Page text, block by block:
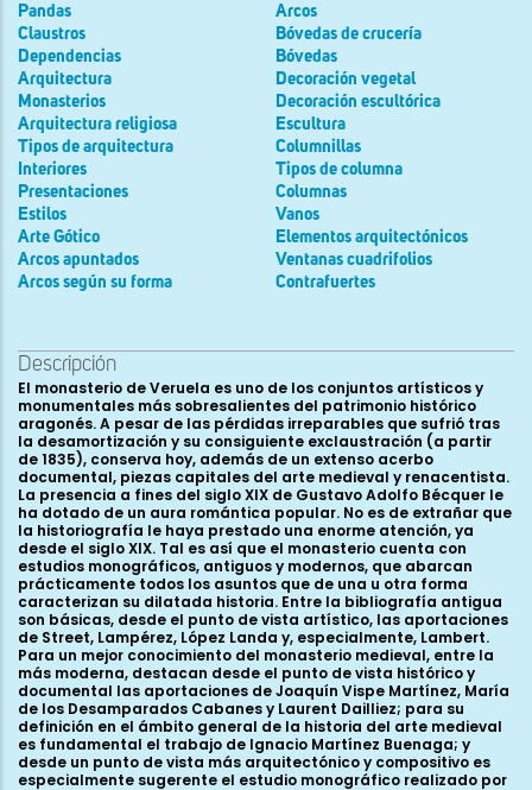
Pandas
Claustros
Dependencias
Arquitectura
Monasterios
Arquitectura religiosa
Tipos de arquitectura
Interiores
Presentaciones
Estilos
Arte Gótico
Arcos apuntados
Arcos según su forma
Arcos
Bóvedas de crucería
Bóvedas
Decoración vegetal
Decoración escultórica
Escultura
Columnillas
Tipos de columna
Columnas
Vanos
Elementos arquitectónicos
Ventanas cuadrifolios
Contrafuertes
Descripción
El monasterio de Veruela es uno de los conjuntos artísticos y monumentales más sobresalientes del patrimonio histórico aragonés. A pesar de las pérdidas irreparables que sufrió tras la desamortización y su consiguiente exclaustración (a partir de 1835), conserva hoy, además de un extenso acerbo documental, piezas capitales del arte medieval y renacentista. La presencia a fines del siglo XIX de Gustavo Adolfo Bécquer le ha dotado de un aura romántica popular. No es de extrañar que la historiografía le haya prestado una enorme atención, ya desde el siglo XIX. Tal es así que el monasterio cuenta con estudios monográficos, antiguos y modernos, que abarcan prácticamente todos los asuntos que de una u otra forma caracterizan su dilatada historia. Entre la bibliografía antigua son básicas, desde el punto de vista artístico, las aportaciones de Street, Lampérez, López Landa y, especialmente, Lambert. Para un mejor conocimiento del monasterio medieval, entre la más moderna, destacan desde el punto de vista histórico y documental las aportaciones de Joaquín Vispe Martínez, María de los Desamparados Cabanes y Laurent Dailliez; para su definición en el ámbito general de la historia del arte medieval es fundamental el trabajo de Ignacio Martínez Buenaga; y desde un punto de vista más arquitectónico y compositivo es especialmente sugerente el estudio monográfico realizado por María Luisa López Sardá. Igual interés y minuciosidad muestra el detallado análisis de las marcas de cantería realizado por Jiménez Zorzo, Martínez Buenaga, Martínez Prades y Rubio Samper. Este envidiable esfuerzo investigador y bibliográfico culminó en 2006 con la organización de la exposición “Tesoros de Veruela”, que termina por poner al día la mayor parte de las cuestiones. Sólo se echa en falta una publicación completa y razonada de los riquísimos repertorios documentales conservados. Esta ingente labor, ya iniciada, deberá terminar por clarificar algunas cuestiones todavía controvertidas y abiertas. El monasterio se va a erigir en un contexto espiritual, artístico e histórico excepcional. Veruela es una fundación cisterciense, de las que conforman la primera oleada en la expansión de la orden por la Península Ibérica. Como cientos de abadías por toda Europa, Veruela va a seguir el paradigma compositivo y funcional que forjó San Bernardo en la primera mitad del siglo XII. Y no estamos hablando de un “estilo cisterciense” desde el punto de vista formal. La arquitectura cisterciense no se preocupa de los estilos, no forma una etiqueta propia; sus oratorios van mostrar, especialmente en los reinos cristianos peninsulares, las invariantes estilísticas de su contexto creativo. Pero el paradigma cisterciense existe. Ese arquetipo establece una precisa ordenación de las partes que integran el monasterio, un modo de construir funcional y duradero, y un diseño proporcional y armónico. Además parte de un planeamiento determinado por los aprovechamientos hidraúlicos, con una estructura que centra la roturación y el trabajo de las tierras del entorno, y que encuentra su esencia en la dinamización económica de los recursos. En definitiva, un monasterio cisterciense en los años centrales del siglo XII, además de oración e intercesión con el mundo celestial, constituye una comunidad en marcha, activa, ávida de crecer. Ávida de construir. Deseosa de ofrecer a Dios una arquitectura eterna. Las tierras del valle del Ebro occidental se iban progresivamente adaptando a la nueva realidad política y poblacional que la reconquista cristiana de Tudela y Tarazona había posibilitado. Nuevas elites, nuevos señoríos, nuevos pobladores. La reconquista pondrá en manos de las familias más proximas a la monarquía y a los hechos de armas unos recursos económicos hasta entonces desconocidos en el mundo cristiano. Los monjes, como depositarios de las oraciones de la comunidad y mediadores con el mundo de la muerte y lo sagrado, van a recibir parte de esas rique- zas. En los cartularios quedan reflejadas las propiedades y tierras donadas o compradas por los monasterios; no las donaciones dinerarias. Y como apunta Joaquín Vispe, la comunidad cisterciense de Veruela parece disponer, incluso antes de 1150, de grandes cantidades de metálico. De ahí que compren abundantes tierras y propiedades en sus primeros años de vida en la comarca. De ahí que los monjes puedan pagar el trabajo a destajo de los canteros que sobre los sillares de la iglesia abacial dejaron grabadas más de 600 señales gliptográficas diferentes (JIMÉNEZ ZORZO, MARTÍNEZ BUENAGA, MARTÍNEZ PRADES y RUBIO SAMPER, 1986). Una enormidad nunca vista, ni antes ni después, en estos bellos parajes de las faldas del Moncayo. Y en Veruela, como en Poblet, Fitero o La Oliva tocó románico. Efectivamente, aunque el monasterio de Veruela va a comenzar su construcción en un tiempo que se va a asomar a importantes cambios y trasformaciones artísticas, su planeamiento y principales elementos estructurales son románicos. Conforme avance el último tercio del siglo XII, la arquitectura de los territorios cristianos meridionales del occidente europeo va a ir incorporando novedades propias ya del gótico. Ése es el caso de las bóvedas de arcos cruzados, primero, y, después, de las ya características bóvedas de crucería. Ése será el caso del monasterio de Veruela, inserto de lleno en ese apasionante momento de transformaciones y cambios. En consecuencia, nos encontramos con un imponente y ambicioso proyecto románico, que además va a estar directamente determinado por las especificidades topográficas de la orden monástica a la que se adscribe: el Císter. En este contexto nos vamos a fijar especialmente en la gran iglesia abacial y en las tres alas perimetrales que, en torno al claustro gótico, conforman las dependencias más antiguas del complejo monástico. Como apunta la historiografía de la orden, los cistercienses buscaban para la fundación de sus monasterios lugares apartados, a menudo sometidos a unas condiciones climatológicas y productivas adversas. No fue ése el caso de Veruela. Su vida comenzó en un ámbito agrícola ya habitado y estructurado. Y lo que más nos interesa, la construcción del cenobio monástico románico no fue una isla en un entorno desértico. En los años sesenta, setenta y ochenta del siglo XII, a la vez que se erige la cabecera y las primeras estancias verolenses, se inician también las catedrales de Tarazona y Tudela (en un radio de 10 km, media jornada de camino), los igualmente bernardos monasterios de Fitero (20 km, una jornada) y La Oliva (40 km, dos jornadas), y las catedrales de Zaragoza y Santo Domingo de la Calzada (radio de 80 km, cuatro jornadas). Y estos seis edificios, teniendo en cuenta sólo las grandes fábricas, especialmente las monásticas, consiguieron rematar oratorios de 80 m de longitud y, entre todas, cuatro cabeceras con girola y capillas radiales. La obra de nuestro monasterio se integra así en un contexto artístico muy rico y creativo, donde los oficios de la obra debían de estar perfectamente formados y consolidados. Nos vamos a enfrentar a un conjunto de construcciones erigidas con cuantiosos medios económicos; con solvencia y liquidez. El empeño de la empresa es palpable. Como veremos, el planeamiento muestra evidentes síntomas de maestría y coherencia estructural, que más allá de las exitosas propuestas funcionales experimentadas por la orden, caracteriza a un maestro especialmente hábil en la geometría proyectual. Bajo una de las ventanas de la sala capitular, conservamos la piedra de mesura, verdadero patrón de todas las medidas del edificio (LLOVERAS I MONTSERRAT, 1989; LÓPEZ SARDÁ, 1996). Luego vendrán los detalles. Como veremos, son excepcionales. Veruela conserva las mesas de altar románicas, las credencias con lavamanos y su correspondiente desagüe, una colección de más de 250 capiteles, la mayoría de ellos labrados, arquerías ciegas rodeando todo el edificio... También conservamos, como es habitual en las fundaciones monásticas, un interesante aporte documental que sitúa en el tiempo el origen de la comunidad y su desarrollo. Pero Veruela, y esto es mucho menos frecuente, escribe en sus muros buena parte de la historia constructiva de la abacial. Las actas de consagración de sus altares fueron copiadas sobre sus paramentos, y, bien repintadas durante generaciones, bien ocultas por ornamentos muebles, nos han llegado hasta hoy. En consecuencia, esta inaudita fuente de información nos va a permitir asignar cronologías razonablemente seguras, al menos a seis de las capillas, posibilitando así una reconstrucción bastante segura de su proceso cronoconstructivo. En la actualidad, la visita al monasterio de Veruela constituye una experiencia cultural de primer orden. Son muchos los atractivos que presenta: el paisaje de las estribaciones del Moncayo, su apasionante patrimonio medieval y renacentista, la historia monástica, el recinto amurallado, el museo del vino, la ruta de Bécquer... Todo en un perfecto estado de conservación. Esta realidad gratificante no oculta una historia verdaderamente compleja, especialmente desde la exclaustración provocada por los decretos desamortizadores del siglo XIX. Veamos cuáles son sus principales jalones. En los años 40 del siglo XII, un grupo de monjes se instalan en las laderas del Moncayo e inician su vida en comunidad bajo la regla benedictina de orientación cisterciense. Luego abundaremos más en el controvertido problema de la data y carácter concreto del proceso de fundación del cenobio. El valle del Ebro había sido reconquistado hacía unos veinte años; no obstante, quedaban abundantes zonas fronterizas que no habían sido pobladas, a pesar de la relativa cercanía a ciudades importantes. Igual que los monasterios de Fitero y La Oliva, también cistercienses y, como veremos, muy relacionados entre sí, Veruela se funda en un espacio disputado por Aragón, Castilla y Navarra. En ese contexto histórico y geográfico, la comunidad cisterciense se va a ver favorecid